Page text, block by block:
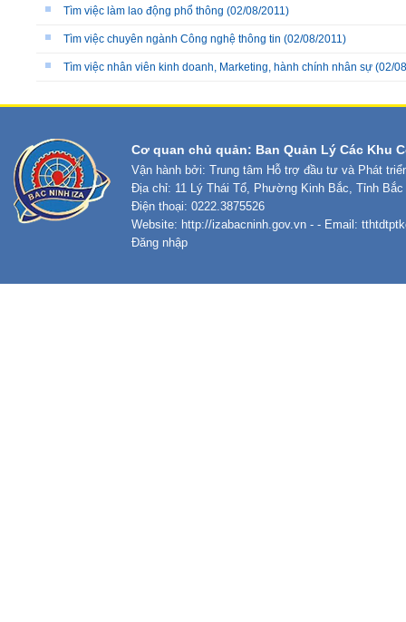
Tìm việc làm lao động phổ thông (02/08/2011)
Tìm việc chuyên ngành Công nghệ thông tin (02/08/2011)
Tìm việc nhân viên kinh doanh, Marketing, hành chính nhân sự (02/
Cơ quan chủ quản: Ban Quản Lý Các Khu
Vận hành bởi: Trung tâm Hỗ trợ đầu tư và Phát
Địa chỉ: 11 Lý Thái Tổ, Phường Kinh Bắc, Tỉnh Bắc
Điện thoại: 0222.3875526
Website: http://izabacninh.gov.vn - - Email:
Đăng nhập